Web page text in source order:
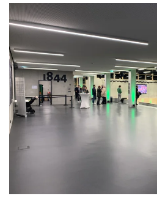
Vergrößern